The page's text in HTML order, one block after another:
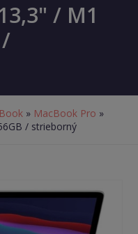
/ M1
» MacBook Pro »
/ strieborný